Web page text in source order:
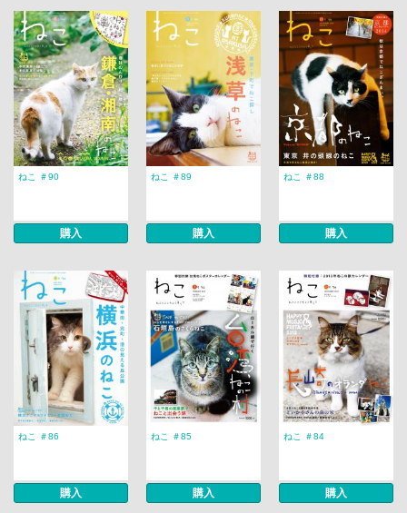
ねこ ＃90
購入
ねこ ＃89
購入
ねこ ＃88
購入
ねこ ＃86
購入
ねこ ＃85
購入
ねこ ＃84
購入